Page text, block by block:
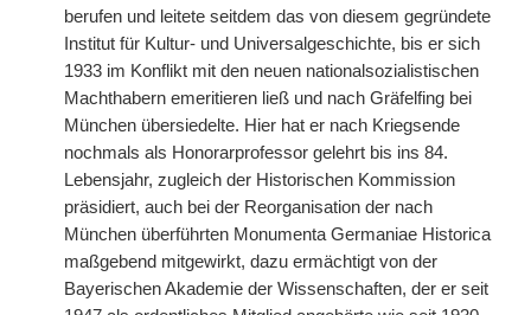
berufen und leitete seitdem das von diesem gegründete
Institut für Kultur- und Universalgeschichte, bis er sich
1933 im Konflikt mit den neuen nationalsozialistischen
Machthabern emeritieren ließ und nach Gräfelfing bei
München übersiedelte. Hier hat er nach Kriegsende
nochmals als Honorarprofessor gelehrt bis ins 84.
Lebensjahr, zugleich der Historischen Kommission
präsidiert, auch bei der Reorganisation der nach
München überführten Monumenta Germaniae Historica
maßgebend mitgewirkt, dazu ermächtigt von der
Bayerischen Akademie der Wissenschaften, der er seit